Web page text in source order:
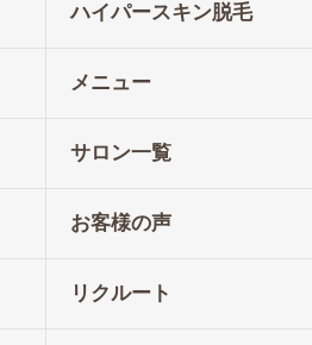
ハイパースキン脱毛
メニュー
サロン一覧
お客様の声
リクルート